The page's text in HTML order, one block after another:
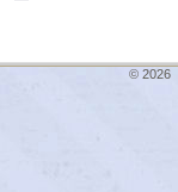
© 2026